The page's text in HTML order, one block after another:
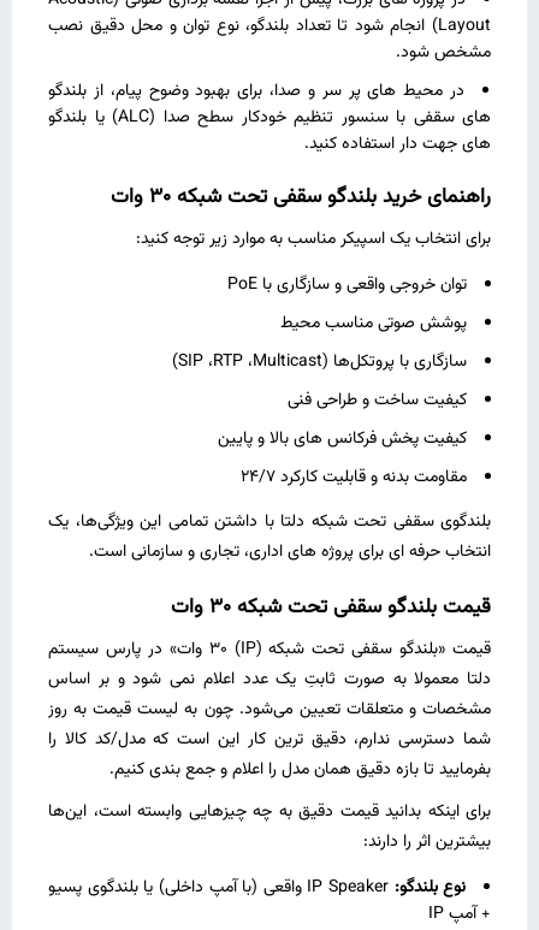
Layout) انجام شود تا تعداد بلندگو، نوع توان و محل دقیق نصب
مشخص شود.
در محیط‌ های پر سر و صدا، برای بهبود وضوح پیام، از بلندگو
های سقفی با سنسور تنظیم خودکار سطح صدا (ALC) یا بلندگو
های جهت‌ دار استفاده کنید.
راهنمای خرید بلندگو سقفی تحت شبکه 30 وات
برای انتخاب یک اسپیکر مناسب به موارد زیر توجه کنید:
توان خروجی واقعی و سازگاری با PoE
پوشش صوتی مناسب محیط
سازگاری با پروتکل‌ها (SIP ،RTP ،Multicast)
کیفیت ساخت و طراحی فنی
کیفیت پخش فرکانس‌ های بالا و پایین
مقاومت بدنه و قابلیت کارکرد 24/7
بلندگوی سقفی تحت شبکه دلتا با داشتن تمامی این ویژگی‌ها، یک
انتخاب حرفه‌ ای برای پروژه‌ های اداری، تجاری و سازمانی است.
قیمت بلندگو سقفی تحت شبکه 30 وات
قیمت «بلندگو سقفی تحت شبکه (IP) 30 وات» در پارس سیستم
دلتا معمولا به‌ صورت ثابتِ یک عدد اعلام نمی‌ شود و بر اساس
مشخصات و متعلقات تعیین می‌شود. چون به لیست قیمت به‌ روز
شما دسترسی ندارم، دقیق‌ ترین کار این است که مدل/کد کالا را
بفرمایید تا بازه دقیق همان مدل را اعلام و جمع‌ بندی کنیم.
برای اینکه بدانید قیمت دقیق به چه چیزهایی وابسته است، این‌ها
بیشترین اثر را دارند:
نوع بلندگو:
IP Speaker واقعی (با آمپ داخلی) یا بلندگوی پسیو
+ آمپ IP